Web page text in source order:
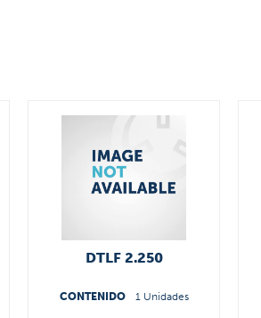
DTLF 2.250
CONTENIDO 1 Unidades